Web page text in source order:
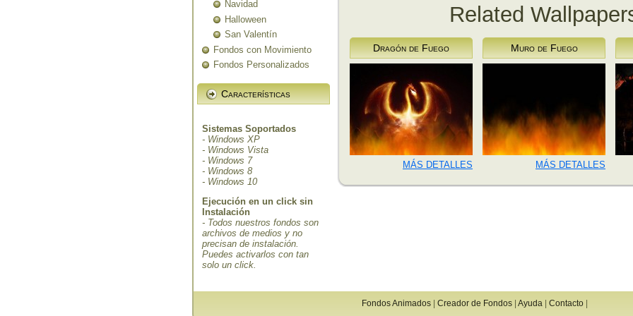
Navidad
Halloween
San Valentín
Fondos con Movimiento
Fondos Personalizados
Características
Sistemas Soportados
- Windows XP
- Windows Vista
- Windows 7
- Windows 8
- Windows 10
Ejecución en un click sin
Instalación
- Todos nuestros fondos son
archivos de medios y no
precisan de instalación.
Puedes activarlos con tan
solo un click.
Related
Dragón de Fuego
MÁS DETALLES
Muro de Fuego
MÁS DETALLES
Fondos Animados | Creador de Fondos | Ayuda | Contacto |